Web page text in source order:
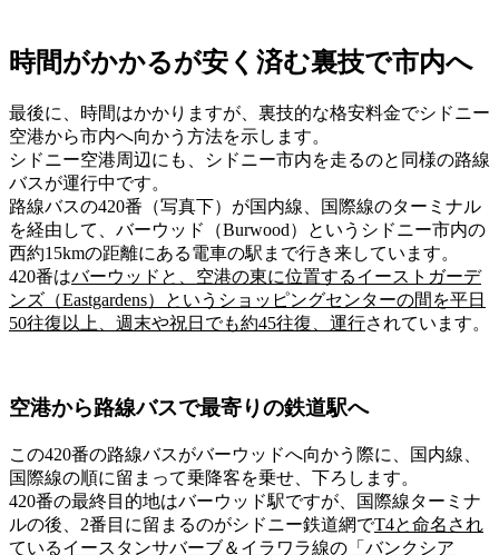
時間がかかるが安く済む裏技で市内へ
最後に、時間はかかりますが、 裏技的な格安料金でシドニー
空港から市内へ向かう方法を示します。
シドニー空港周辺にも、シドニー市内を走るのと同様の路線
バスが運行中です。
路線バスの420番（写真下） が国内線、国際線のターミナル
を経由して、バーウッド（Burwood）というシドニー市内の
西約15kmの距離にある電車の駅まで行き来しています。
420番はバーウッドと、空港の東に位置するイーストガーデ
ンズ（Eastgardens）というショッピングセンターの間を平日
50往復以上、週末や祝日でも約45往復、運行されています。
空港から路線バスで最寄りの鉄道駅へ
この420番の路線バスがバーウッドへ向かう際に、
国内線、
国際線の順に留まって乗降客を乗せ、下ろし ます。
420番の最終目的地はバーウッド駅ですが、国際線ターミナ
ルの後、 2番目に留まるのがシドニー鉄道網でT4と命名され
ているイースタンサバーブ＆イラワラ線の「バンクシア